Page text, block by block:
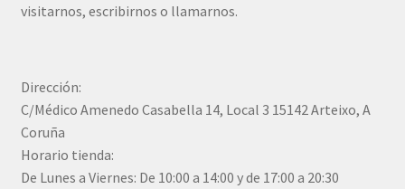
visitarnos, escribirnos o llamarnos.
Dirección:
C/Médico Amenedo Casabella 14, Local 3 15142 Arteixo, A
Coruña
Horario tienda:
De Lunes a Viernes: De 10:00 a 14:00 y de 17:00 a 20:30